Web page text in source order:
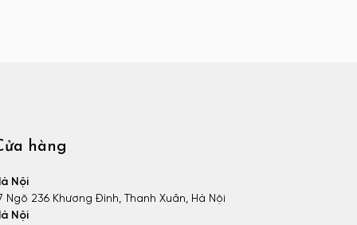
hàng
Nội
Ngõ 236 Khương Đình, Thanh Xuân, Hà Nội
Nội